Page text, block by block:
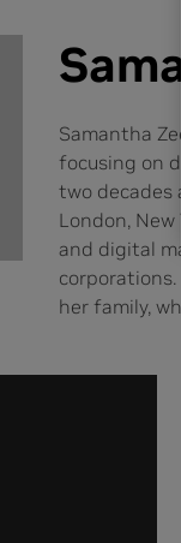
Samantha
focusing on
two decades
London, New
and digital
her family,